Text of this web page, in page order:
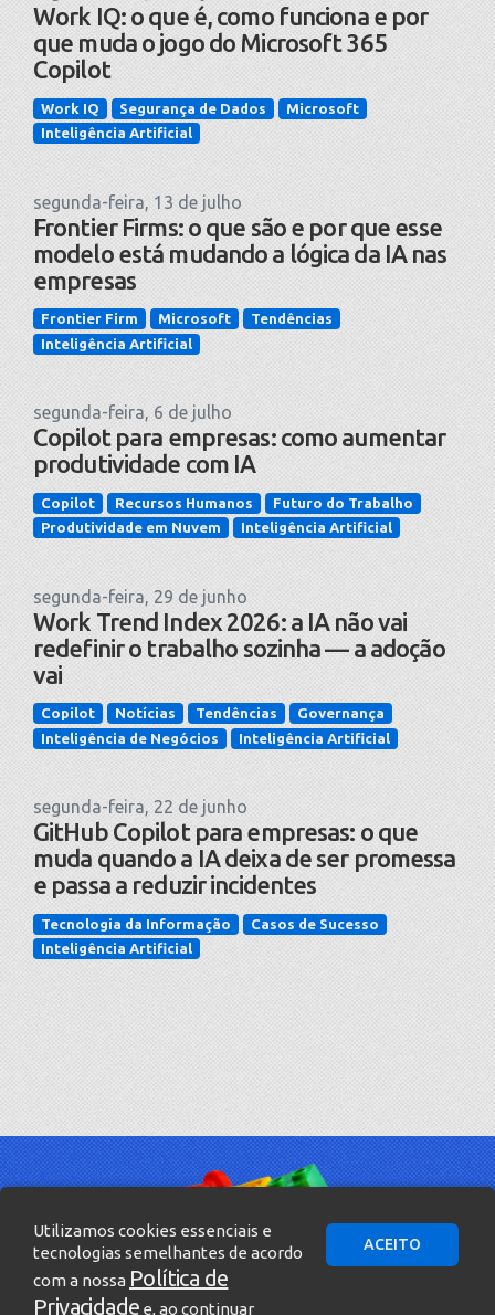
Work IQ: o que é, como funciona e por
que muda o jogo do Microsoft 365
Copilot
Work IQ Segurança de Dados
Microsoft
Inteligência Artificial
segunda-feira, 13 de julho
Frontier Firms: o que são e por que esse
modelo está mudando a lógica da IA nas
empresas
Frontier Firm Microsoft
Tendências
Inteligência Artificial
segunda-feira, 6 de julho
Copilot para empresas: como aumentar
produtividade com IA
Copilot Recursos Humanos
Futuro do Trabalho
Produtividade em Nuvem
Inteligência Artificial
segunda-feira, 29 de junho
Work Trend Index 2026: a IA não vai
redefinir o trabalho sozinha — a adoção
vai
Copilot Notícias Tendências
Governança
Inteligência de Negócios
Inteligência Artificial
segunda-feira, 22 de junho
GitHub Copilot para empresas: o que
muda quando a IA deixa de ser promessa
e passa a reduzir incidentes
Tecnologia da Informação
Casos de Sucesso
Inteligência Artificial
Utilizamos cookies essenciais e
tecnologias semelhantes de acordo
com a nossa Política de
Privacidade e, ao continuar
ACEITO